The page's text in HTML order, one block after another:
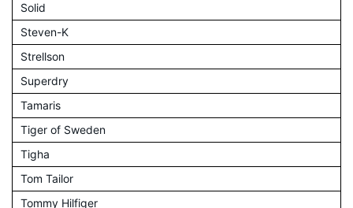
Solid
Steven-K
Strellson
Superdry
Tamaris
Tiger of Sweden
Tigha
Tom Tailor
Tommy Hilfiger